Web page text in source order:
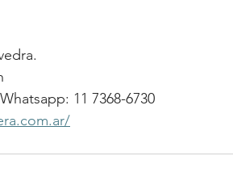
11 7368-6730